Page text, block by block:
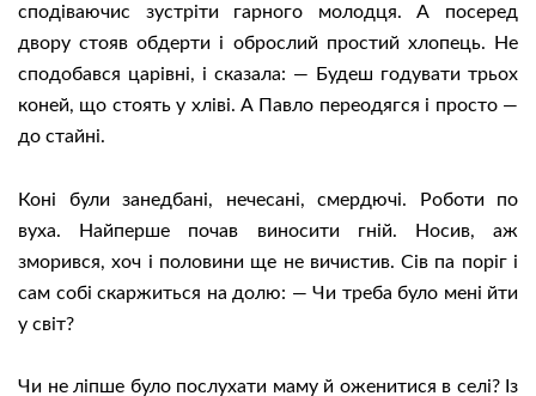
сподіваючис зустріти гарного молодця. А посеред
двору стояв обдерти і оброслий простий хлопець. Не
сподобався царівні, і сказала: — Будеш годувати трьох
коней, що стоять у хліві. А Павло переодягся і просто —
до стайні.
Коні були занедбані, нечесані, смердючі. Роботи по
вуха. Найперше почав виносити гній. Носив, аж
зморився, хоч і половини ще не вичистив. Сів па поріг і
сам собі скаржиться на долю: — Чи треба було мені йти
у світ?
Чи не ліпше було послухати маму й оженитися в селі? Із